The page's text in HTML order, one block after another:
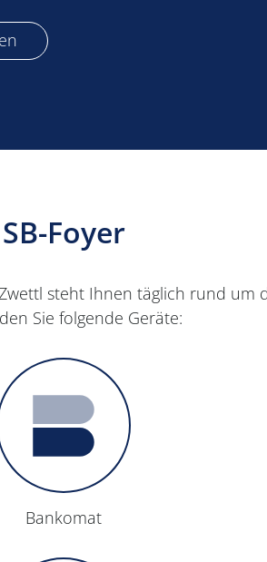
SB-Foyer
steht Ihnen täglich rund um
Sie folgende Geräte:
Bankomat